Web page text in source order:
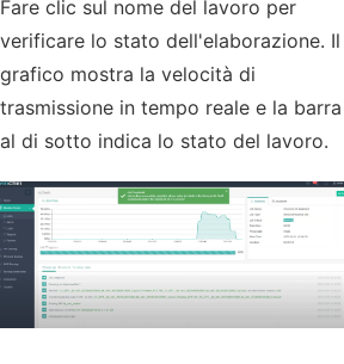
Fare clic sul nome del lavoro per
verificare lo stato dell'elaborazione. Il
grafico mostra la velocità di
trasmissione in tempo reale e la barra
al di sotto indica lo stato del lavoro.